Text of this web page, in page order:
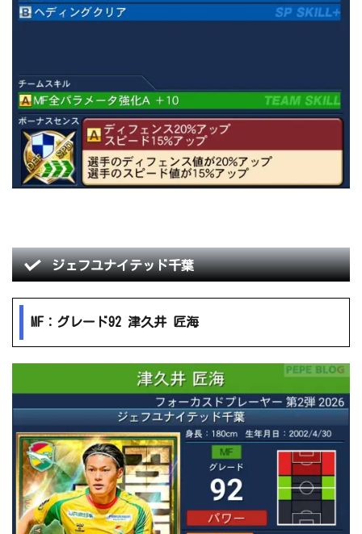
ジェフユナイテッド千葉
MF：グレード92 津久井 匠海